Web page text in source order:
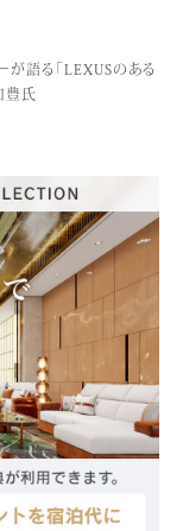
語る「LEXUSのある
豊氏